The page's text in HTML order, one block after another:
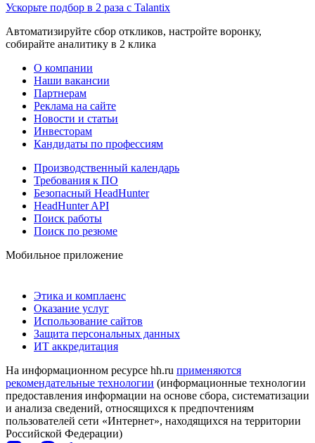
Ускорьте подбор в 2 раза с Talantix
Автоматизируйте сбор откликов, настройте воронку,
собирайте аналитику в 2 клика
О компании
Наши вакансии
Партнерам
Реклама на сайте
Новости и статьи
Инвесторам
Кандидаты по профессиям
Производственный календарь
Требования к ПО
Безопасный HeadHunter
HeadHunter API
Поиск работы
Поиск по резюме
Мобильное приложение
Этика и комплаенс
Оказание услуг
Использование сайтов
Защита персональных данных
ИТ аккредитация
На информационном ресурсе hh.ru применяются
рекомендательные технологии (информационные технологии
предоставления информации на основе сбора, систематизации
и анализа сведений, относящихся к предпочтениям
пользователей сети «Интернет», находящихся на территории
Российской Федерации)